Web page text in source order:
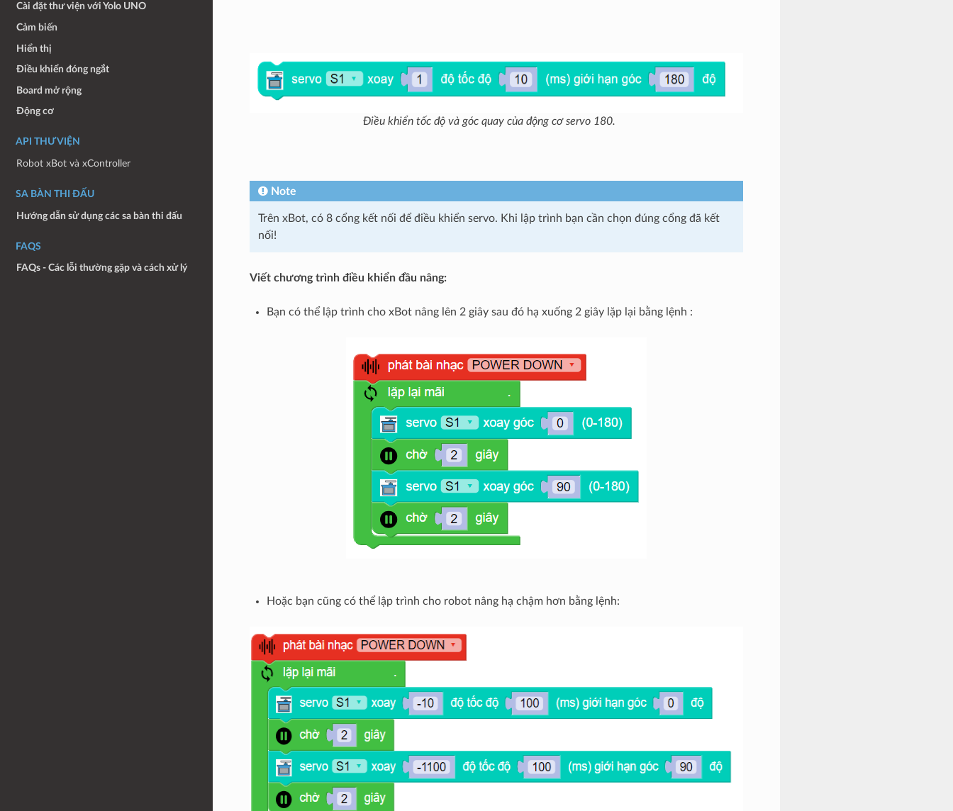
Cài đặt thư viện với Yolo UNO
Cảm biến
Hiển thị
Điều khiển đóng ngắt
Board mở rộng
Động cơ
API THƯ VIỆN
Robot xBot và xController
SA BÀN THI ĐẤU
Hướng dẫn sử dụng các sa bàn thi đấu
FAQS
FAQs - Các lỗi thường gặp và cách xử lý
Điều khiển tốc độ và góc quay của động cơ servo 180.
Note
Trên xBot, có 8 cổng kết nối để điều khiển servo. Khi lập trình bạn cần chọn đúng cổng đã kết
nối!
Viết chương trình điều khiển đầu nâng:
Bạn có thể lập trình cho xBot nâng lên 2 giây sau đó hạ xuống 2 giây lặp lại bằng lệnh :
Hoặc bạn cũng có thể lập trình cho robot nâng hạ chậm hơn bằng lệnh: